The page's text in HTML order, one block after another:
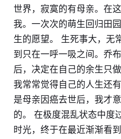
世界，寂寞的有母亲。在
我。一次次的萌生回归田
生的愿望。 生死事大，无
到只在一呼一吸之间。乔
后，决定在自己的余生只
我常常觉得自己的人生还
是母亲因癌去世后，我才
的。 在极度混乱状态中度
时光，终于在最近渐渐看